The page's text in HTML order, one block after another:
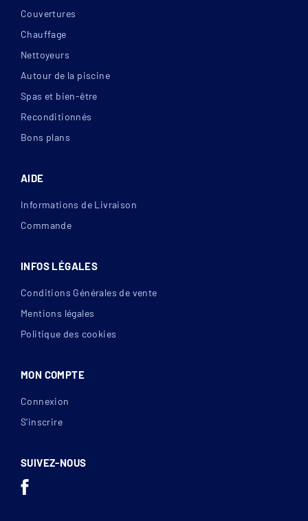
Couvertures
Chauffage
Nettoyeurs
Autour de la piscine
Spas et bien-être
Reconditionnés
Bons plans
AIDE
Informations de Livraison
Commande
INFOS LÉGALES
Conditions Générales de vente
Mentions légales
Politique des cookies
MON COMPTE
Connexion
S’inscrire
SUIVEZ-NOUS